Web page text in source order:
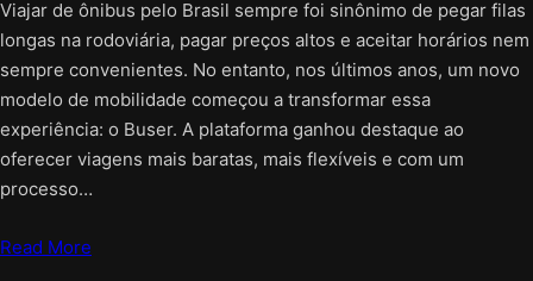
Viajar de ônibus pelo Brasil sempre foi sinônimo de pegar filas
longas na rodoviária, pagar preços altos e aceitar horários nem
sempre convenientes. No entanto, nos últimos anos, um novo
modelo de mobilidade começou a transformar essa
experiência: o Buser. A plataforma ganhou destaque ao
oferecer viagens mais baratas, mais flexíveis e com um
processo…
Read More